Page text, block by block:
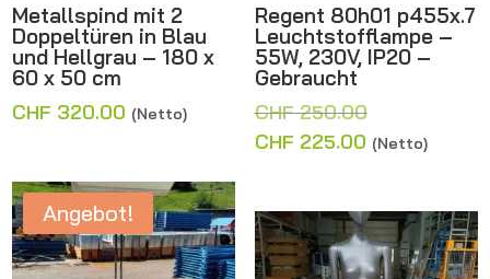
Metallspind mit 2
Doppeltüren in Blau
und Hellgrau – 180 x
60 x 50 cm
CHF 320.00 (Netto)
Regent 80h01 p455x.7
Leuchtstofflampe –
55W, 230V, IP20 –
Gebraucht
CHF250.00
Preis
CHF 225.00Aktueller
CHF 225.00.
(Netto)
Angebot!